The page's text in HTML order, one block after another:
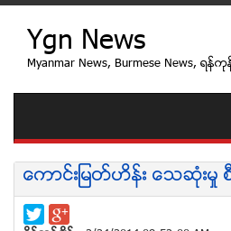
Ygn News
Myanmar News, Burmese News, ရ
ေကာင္းျမတ္ဟိန္း ေသဆံုးမႈ